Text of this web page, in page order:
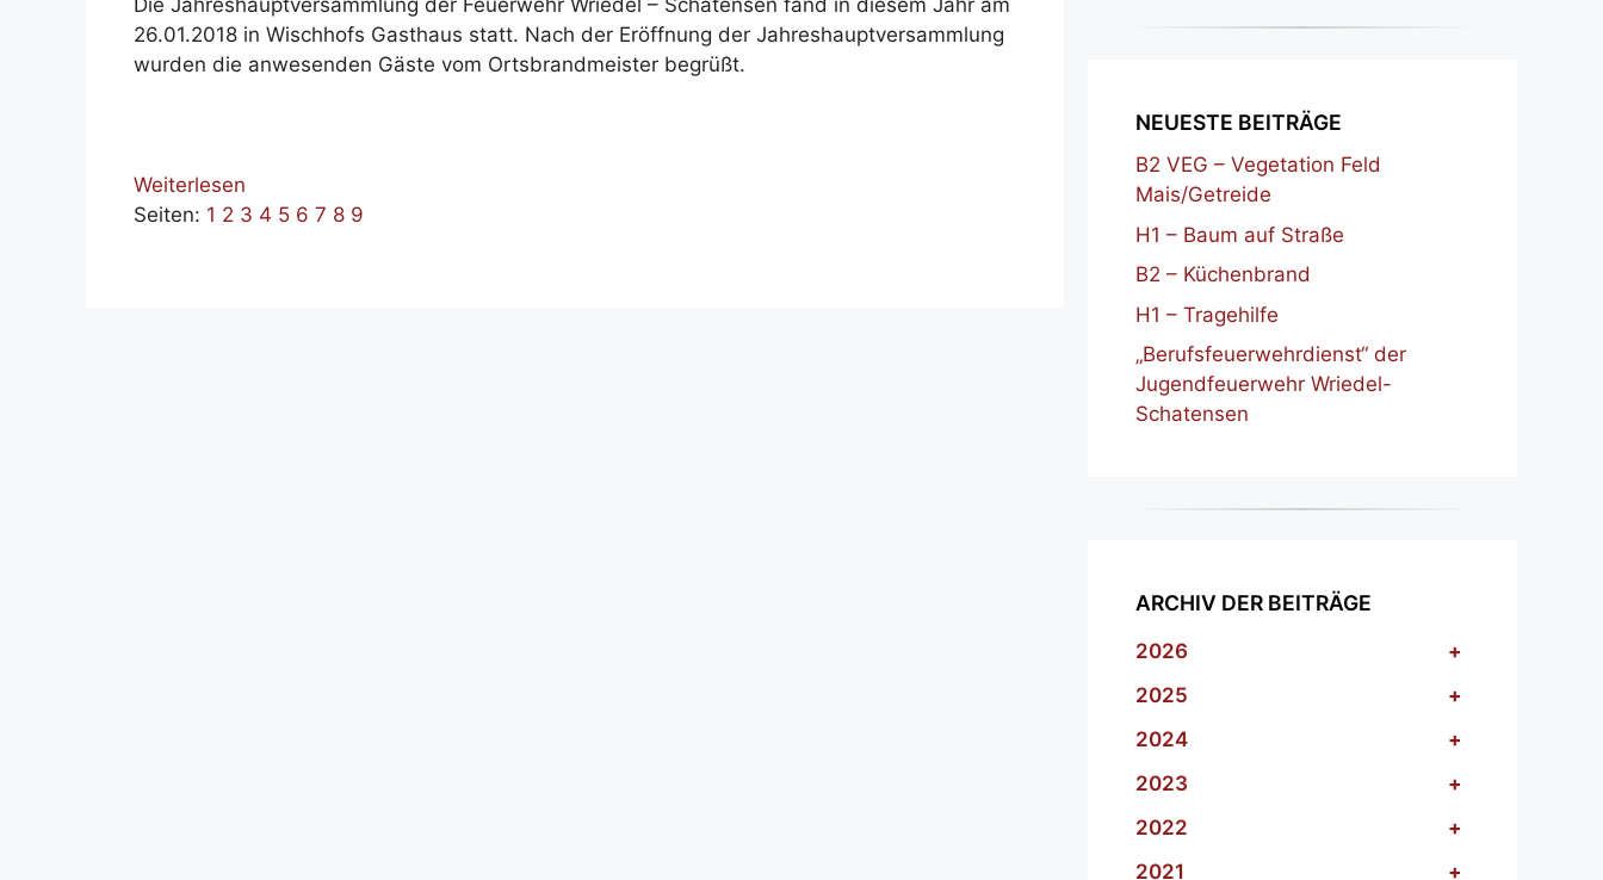
26.01.2018 in Wischhofs Gasthaus statt. Nach der Eröffnung der Jahreshauptversammlung
wurden die anwesenden Gäste vom Ortsbrandmeister begrüßt.
Weiterlesen
Seiten: 1 2 3 4 5 6 7 8 9
NEUESTE BEITRÄGE
B2 VEG – Vegetation Feld
Mais/Getreide
H1 – Baum auf Straße
B2 – Küchenbrand
H1 – Tragehilfe
„Berufsfeuerwehrdienst“ der
Jugendfeuerwehr Wriedel-
Schatensen
ARCHIV DER BEITRÄGE
2026
+
2025
+
2024
+
2023
+
2022
+
2021
+